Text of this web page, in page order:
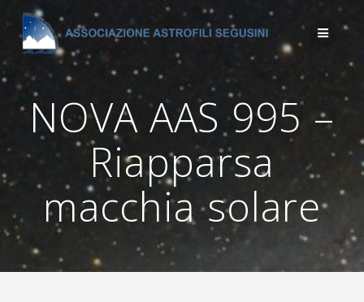
Salta
al
contenuto
NOVA AAS 995 –
Riapparsa
macchia solare